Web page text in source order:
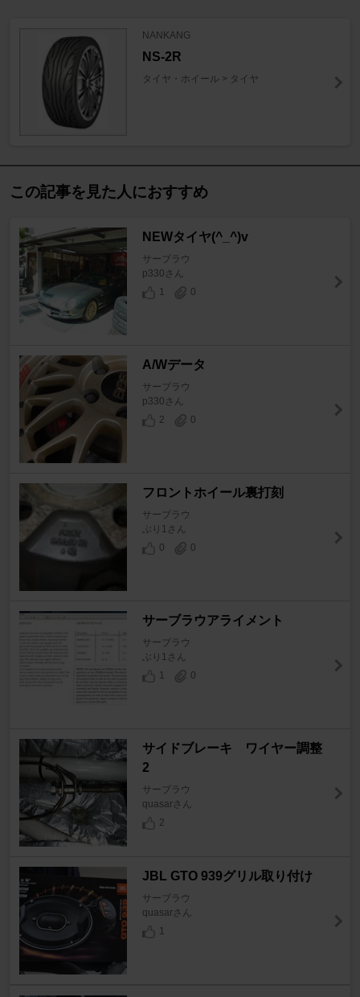
NANKANG
NS-2R
タイヤ・ホイール > タイヤ
この記事を見た人におすすめ
NEWタイヤ(^_^)v
サーブラウ
p330さん
1
0
A/Wデータ
サーブラウ
p330さん
2
0
フロントホイール裏打刻
サーブラウ
ぶり1さん
0
0
サーブラウアライメント
サーブラウ
ぶり1さん
1
0
サイドブレーキ ワイヤー調整
2
サーブラウ
quasarさん
2
JBL GTO 939グリル取り付け
サーブラウ
quasarさん
1